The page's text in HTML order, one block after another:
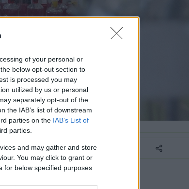
of your personal or
below opt-out section to
is processed you may
utilized by us or personal
separately opt-out of the
the IAB’s list of downstream
parties on the IAB’s List of
parties.
and may gather and store
You may click to grant or
for below specified purposes
reformterve
hálózat átszabása, nyitás a